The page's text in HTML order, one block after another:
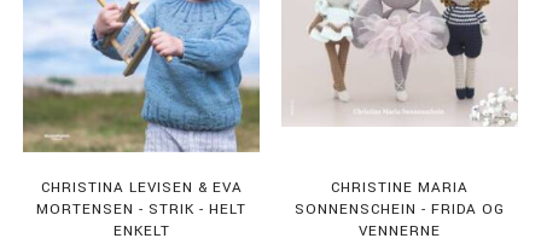
CHRISTINA LEVISEN & EVA
MORTENSEN - STRIK - HELT
ENKELT
CHRISTINE MARIA
SONNENSCHEIN - FRIDA OG
VENNERNE